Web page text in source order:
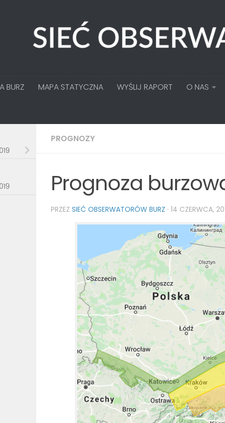
BURZ MAPA STATYCZNA WYŚLIJ RAPORT O NAS
PROGNOZY
Prognoza
PRZEZ SIEĆ OBSERWATORÓW BURZ · 14 CZERWCA,